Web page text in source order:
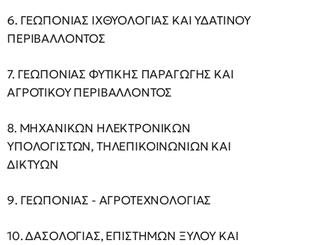
6. ΓΕΩΠΟΝΙΑΣ ΙΧΘΥΟΛΟΓΙΑΣ ΚΑΙ ΥΔΑΤΙΝΟΥ
ΠΕΡΙΒΑΛΛΟΝΤΟΣ
7. ΓΕΩΠΟΝΙΑΣ ΦΥΤΙΚΗΣ ΠΑΡΑΓΩΓΗΣ ΚΑΙ
ΑΓΡΟΤΙΚΟΥ ΠΕΡΙΒΑΛΛΟΝΤΟΣ
8. ΜΗΧΑΝΙΚΩΝ ΗΛΕΚΤΡΟΝΙΚΩΝ
ΥΠΟΛΟΓΙΣΤΩΝ, ΤΗΛΕΠΙΚΟΙΝΩΝΙΩΝ ΚΑΙ
ΔΙΚΤΥΩΝ
9. ΓΕΩΠΟΝΙΑΣ - ΑΓΡΟΤΕΧΝΟΛΟΓΙΑΣ
10. ΔΑΣΟΛΟΓΙΑΣ, ΕΠΙΣΤΗΜΩΝ ΞΥΛΟΥ ΚΑΙ